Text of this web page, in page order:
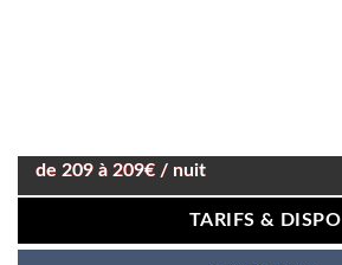
de 209 à 209€ / nuit
TARIFS & DISPO